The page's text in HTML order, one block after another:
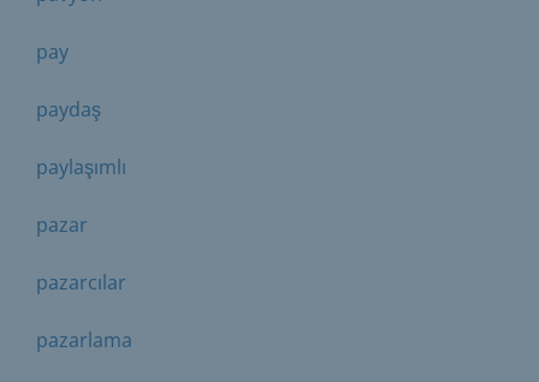
pay
paydaş
paylaşımlı
pazar
pazarcılar
pazarlama